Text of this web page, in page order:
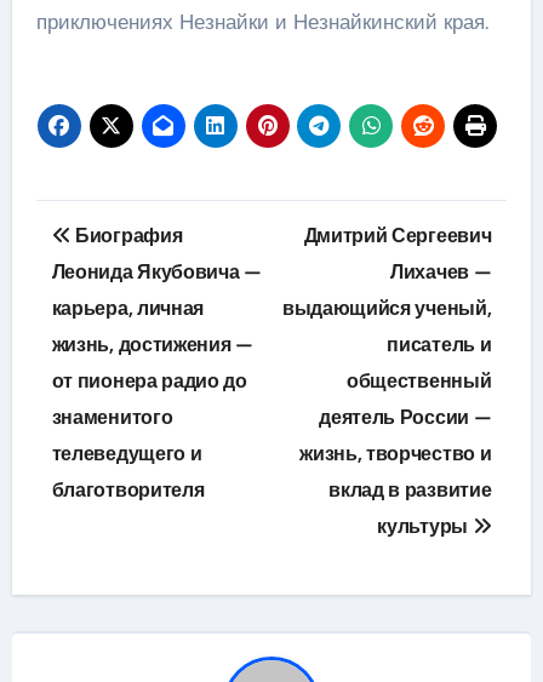
приключениях Незнайки и Незнайкинский края.
Навигация
по
записям
Биография
Леонида Якубовича —
карьера, личная
жизнь, достижения —
от пионера радио до
знаменитого
телеведущего и
благотворителя
Дмитрий Сергеевич
Лихачев —
выдающийся ученый,
писатель и
общественный
деятель России —
жизнь, творчество и
вклад в развитие
культуры